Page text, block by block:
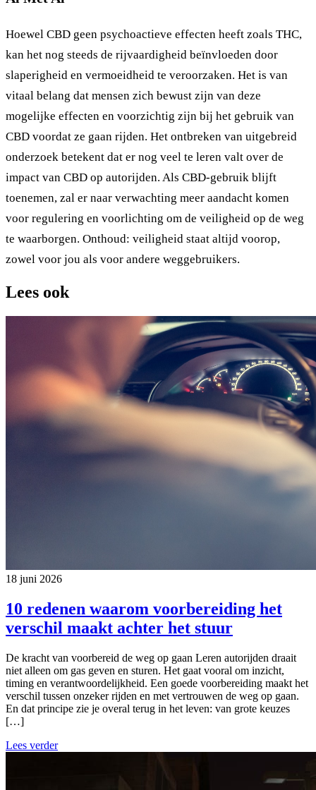
Hoewel CBD geen psychoactieve effecten heeft zoals THC,
kan het nog steeds de rijvaardigheid beïnvloeden door
slaperigheid en vermoeidheid te veroorzaken. Het is van
vitaal belang dat mensen zich bewust zijn van deze
mogelijke effecten en voorzichtig zijn bij het gebruik van
CBD voordat ze gaan rijden. Het ontbreken van uitgebreid
onderzoek betekent dat er nog veel te leren valt over de
impact van CBD op autorijden. Als CBD-gebruik blijft
toenemen, zal er naar verwachting meer aandacht komen
voor regulering en voorlichting om de veiligheid op de weg
te waarborgen. Onthoud: veiligheid staat altijd voorop,
zowel voor jou als voor andere weggebruikers.
Lees ook
18 juni 2026
10 redenen waarom voorbereiding het
verschil maakt achter het stuur
De kracht van voorbereid de weg op gaan Leren autorijden draait
niet alleen om gas geven en sturen. Het gaat vooral om inzicht,
timing en verantwoordelijkheid. Een goede voorbereiding maakt het
verschil tussen onzeker rijden en met vertrouwen de weg op gaan.
En dat principe zie je overal terug in het leven: van grote keuzes
[…]
Lees verder